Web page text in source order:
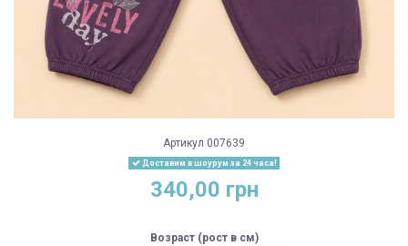
Артикул 007639
Доставим в шоурум за 24 часа!
340,00 грн
Возраст (рост в см)